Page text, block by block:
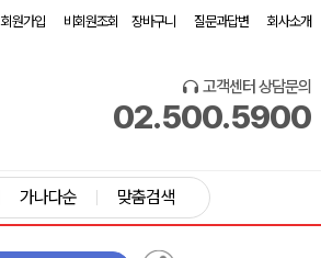
회원가입 비회원조회 장바구니 질문과답변 회사소개
고객센터 상담문의
02.500.5900
가나다순 맞춤검색